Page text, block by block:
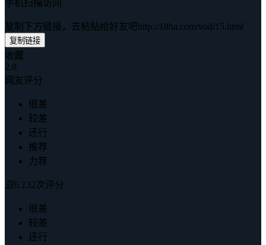
手机扫描访问
复制下方链接，去粘贴给好友吧http://18ha.com/vod/15.html
复制链接
收藏
2.0
网友评分
很差
较差
还行
推荐
力荐
豆6.132次评分
很差
较差
还行